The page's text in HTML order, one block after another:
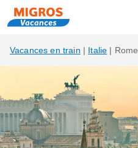
Vacances en train | Italie | Rome